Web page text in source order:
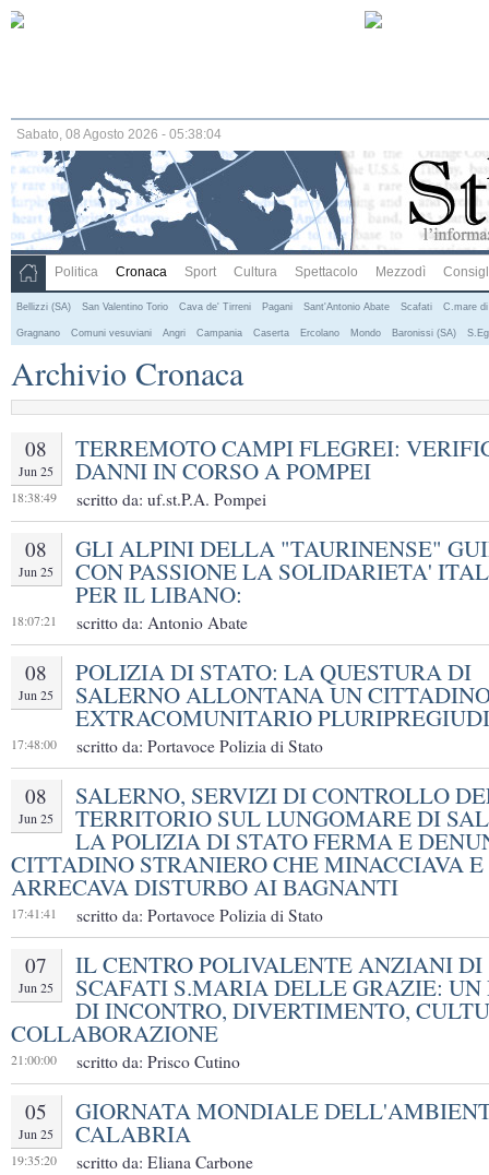
Sabato, 08 Agosto 2026 - 05:38:04
Politica Cronaca Sport Cultura Spettacolo Mezzodì
Bellizzi (SA) San Valentino Torio Cava de' Tirreni Pagani Sant'Antonio Abate Scafati C.mare
Gragnano Comuni vesuviani Angri Campania Caserta Ercolano Mondo Baronissi (SA)
Archivio Cronaca
08
Jun 25
TERREMOTO CAMPI FLEGREI:
DANNI IN CORSO A POMPEI
18:38:49 scritto da: uf.st.P.A. Pompei
08
Jun 25
GLI ALPINI DELLA "TAURINENSE"
CON PASSIONE LA SOLIDARIETA'
PER IL LIBANO:
18:07:21 scritto da: Antonio Abate
08
Jun 25
POLIZIA DI STATO: LA QUESTURA DI
SALERNO ALLONTANA UN
EXTRACOMUNITARIO
17:48:00 scritto da: Portavoce Polizia di Stato
08
Jun 25
SALERNO, SERVIZI DI CONTROLLO
TERRITORIO SUL LUNGOMARE DI
LA POLIZIA DI STATO FERMA E
CITTADINO STRANIERO CHE MINACCIAVA E
ARRECAVA DISTURBO AI BAGNANTI
17:41:41 scritto da: Portavoce Polizia di Stato
07
Jun 25
IL CENTRO POLIVALENTE ANZIANI DI
SCAFATI S.MARIA DELLE GRAZIE: UN
DI INCONTRO, DIVERTIMENTO,
COLLABORAZIONE
21:00:00 scritto da: Prisco Cutino
05
Jun 25
GIORNATA MONDIALE
CALABRIA
19:35:20 scritto da: Eliana Carbone